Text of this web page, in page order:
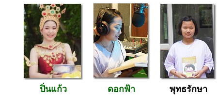
ปิ่นแก้ว ดอกฟ้า พุทธรักษา